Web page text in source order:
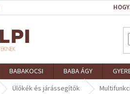
BABAKOCSI BABA ÁGY
Ülőkék és járássegítők